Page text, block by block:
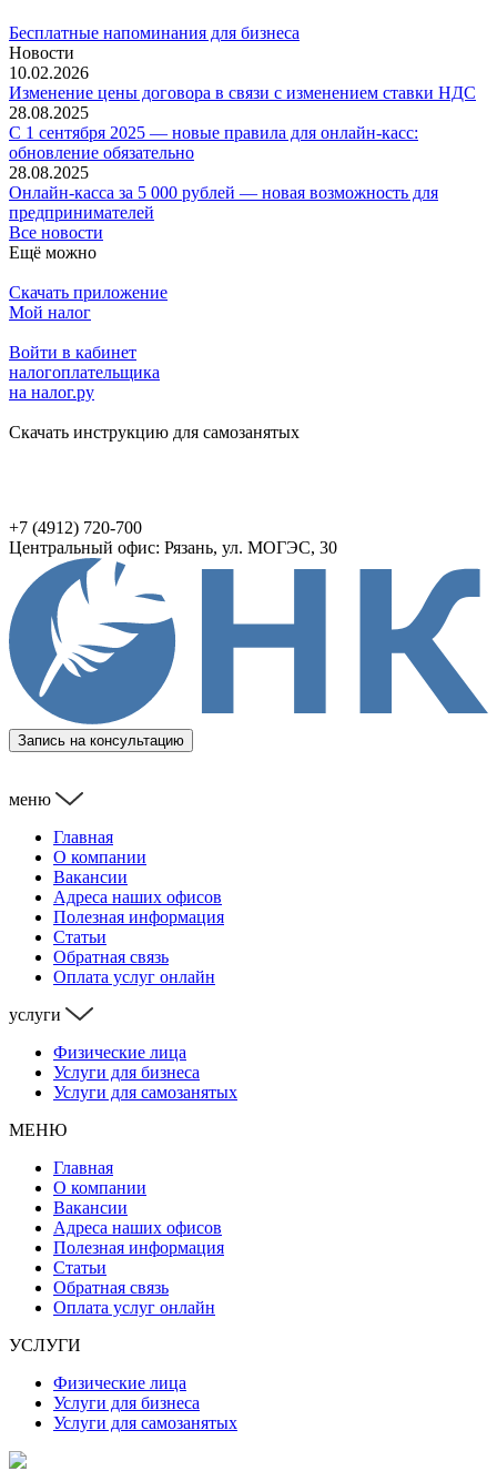
Бесплатные напоминания для бизнеса
Новости
10.02.2026
Изменение цены договора в связи с изменением ставки НДС
28.08.2025
С 1 сентября 2025 — новые правила для онлайн-касс:
обновление обязательно
28.08.2025
Онлайн-касса за 5 000 рублей — новая возможность для
предпринимателей
Все новости
Ещё можно
Скачать приложение
Мой налог
Войти в кабинет
налогоплательщика
на налог.ру
Скачать инструкцию для самозанятых
+7 (4912) 720-700
Центральный офис: Рязань, ул. МОГЭС, 30
Запись на консультацию
меню
Главная
О компании
Вакансии
Адреса наших офисов
Полезная информация
Статьи
Обратная связь
Оплата услуг онлайн
услуги
Физические лица
Услуги для бизнеса
Услуги для самозанятых
МЕНЮ
Главная
О компании
Вакансии
Адреса наших офисов
Полезная информация
Статьи
Обратная связь
Оплата услуг онлайн
УСЛУГИ
Физические лица
Услуги для бизнеса
Услуги для самозанятых